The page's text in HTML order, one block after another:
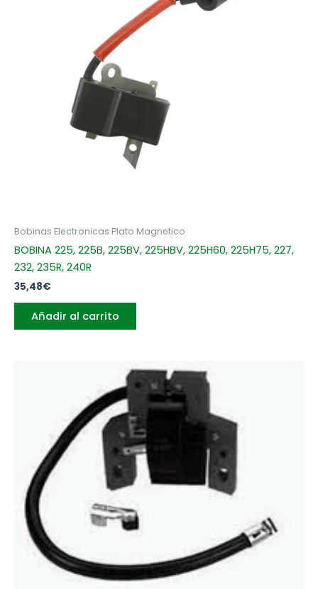
Bobinas Electronicas Plato Magnetico
BOBINA 225, 225B, 225BV, 225HBV, 225H60, 225H75, 227,
232, 235R, 240R
35,48€
Añadir al carrito